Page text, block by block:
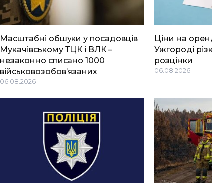
Масштабні обшуки у посадовців
Мукачівському ТЦК і ВЛК –
незаконно списано 1000
військовозобов’язаних
06.08.2026
Ціни на
Ужгороді
розцінки
06.08.2026